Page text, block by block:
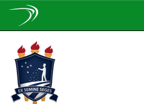
navigation